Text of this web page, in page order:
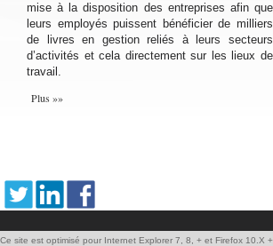
mise à la disposition des entreprises afin que
leurs employés puissent bénéficier de milliers
de livres en gestion reliés à leurs secteurs
d’activités et cela directement sur les lieux de
travail.
Plus »»
Ce site est optimisé pour Internet Explorer 7, 8, + et Firefox 10.X +